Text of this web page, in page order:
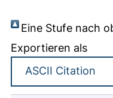
Eine Stufe nach
Exportieren als